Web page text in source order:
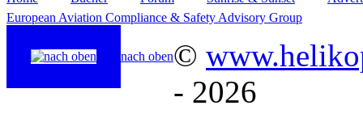
European Aviation Compliance & Safety Advisory Group
nach oben©
- 2026